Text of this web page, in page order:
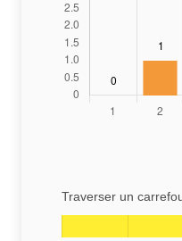
Traverser un